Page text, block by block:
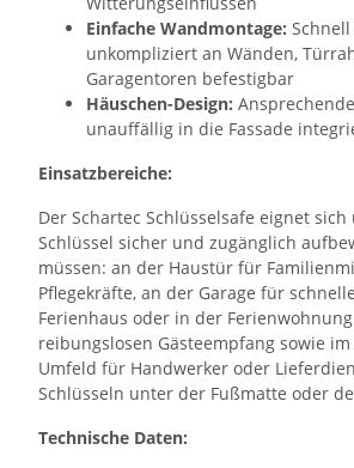
Einfache Wandmontage:
unkompliziert an Wänden,
Garagentoren befestigbar
Häuschen-Design:
unauffällig in die Fassade
Einsatzbereiche:
Der Schartec Schlüsselsafe eignet
Schlüssel sicher und zugänglich
müssen: an der Haustür für
Pflegekräfte, an der Garage für
Ferienhaus oder in der
reibungslosen Gästeempfang sowie
Umfeld für Handwerker oder
Schlüsseln unter der Fußmatte oder
Technische Daten: